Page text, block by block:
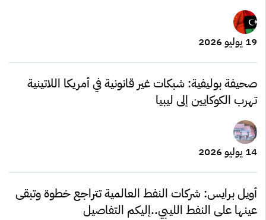
19 يوليو 2026
صحيفة بوليفية: شبكات غير قانونية في أمريكا اللاتينية
تهرب الكوكايين إلى ليبيا
14 يوليو 2026
أويل برايس: شركات النفط العالمية تتراجع خطوة وتبقى
عينها على النفط الليبي..إليكم التفاصيل